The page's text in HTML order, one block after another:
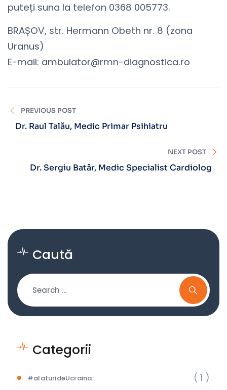
puteți suna la telefon 0368 005773.
BRAȘOV, str. Hermann Obeth nr. 8 (zona
Uranus)
E-mail: ambulator@rmn-diagnostica.ro
PREVIOUS POST
Dr. Raul Talău, Medic Primar Psihiatru
NEXT POST
Dr. Sergiu Batâr, Medic Specialist Cardiolog
Caută
Categorii
#alaturideUcraina ( 1 )